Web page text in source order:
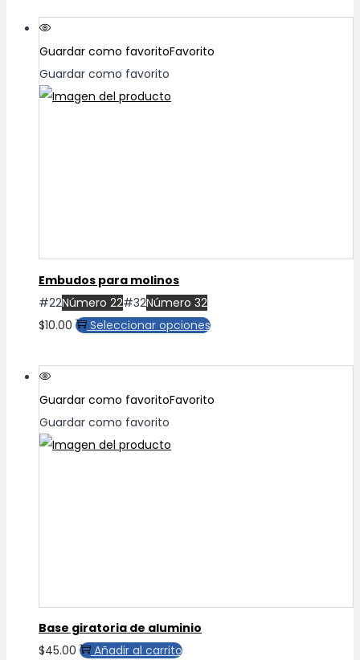
Guardar como favoritoFavorito
Guardar como favorito
Embudos para molinos
#22Número 22#32Número 32
$10.00 Seleccionar opcionesEste
tiene
Guardar como favoritoFavorito
Guardar como favorito
Base giratoria de aluminio
$45.00 Añadir al carrito